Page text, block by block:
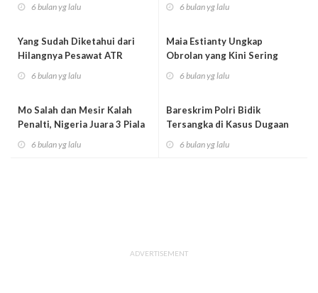
6 bulan yg lalu 6 bulan yg lalu
Yang Sudah Diketahui dari
Hilangnya Pesawat ATR
6 bulan yg lalu
Maia Estianty Ungkap
Obrolan yang Kini Sering
6 bulan yg lalu
Mo Salah dan Mesir Kalah
Penalti, Nigeria Juara 3 Piala
6 bulan yg lalu
Bareskrim Polri Bidik
Tersangka di Kasus Dugaan
6 bulan yg lalu
ADVERTISEMENT